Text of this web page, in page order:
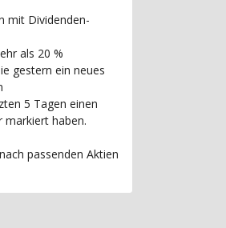
mit Dividenden-
als 20 %
gestern ein neues
5 Tagen einen
markiert haben.
passenden Aktien